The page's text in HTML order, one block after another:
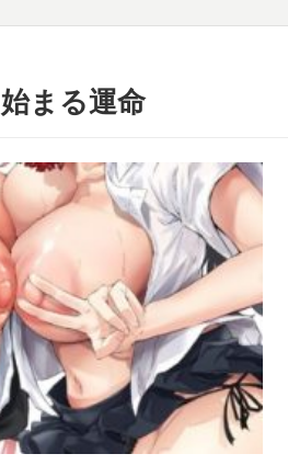
まる運命